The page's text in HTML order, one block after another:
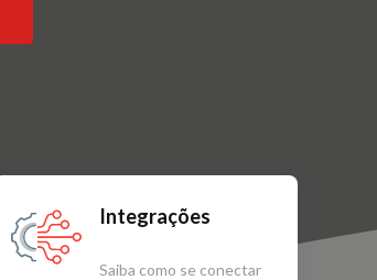
Integrações
Saiba como se conectar